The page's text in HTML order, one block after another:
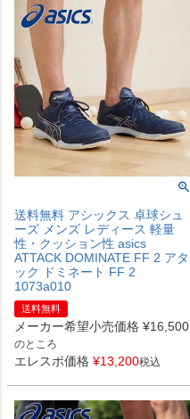
送料無料 アシックス 卓球シュ
ーズ メンズ レディース 軽量
性・クッション性 asics
ATTACK DOMINATE FF 2 アタ
ック ドミネート FF 2
1073a010
送料無料
メーカー希望小売価格 ¥16,500
のところ
エレスポ価格 ¥13,200税込